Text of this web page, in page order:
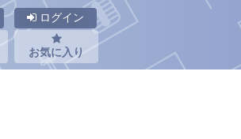
ログイン
お気に入り